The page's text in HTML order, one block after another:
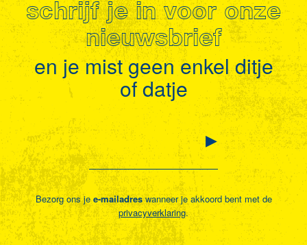
schrijf je in voor onze
nieuwsbrief
en je mist geen enkel ditje
of datje
Bezorg ons je e-mailadreswanneer je akkoord bent met de
privacyverklaring.